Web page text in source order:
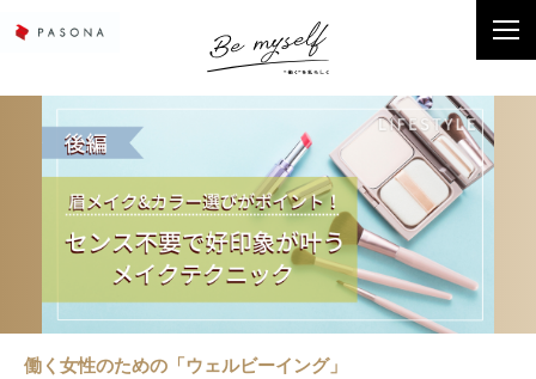
働く女性のための「ウェルビーイング」